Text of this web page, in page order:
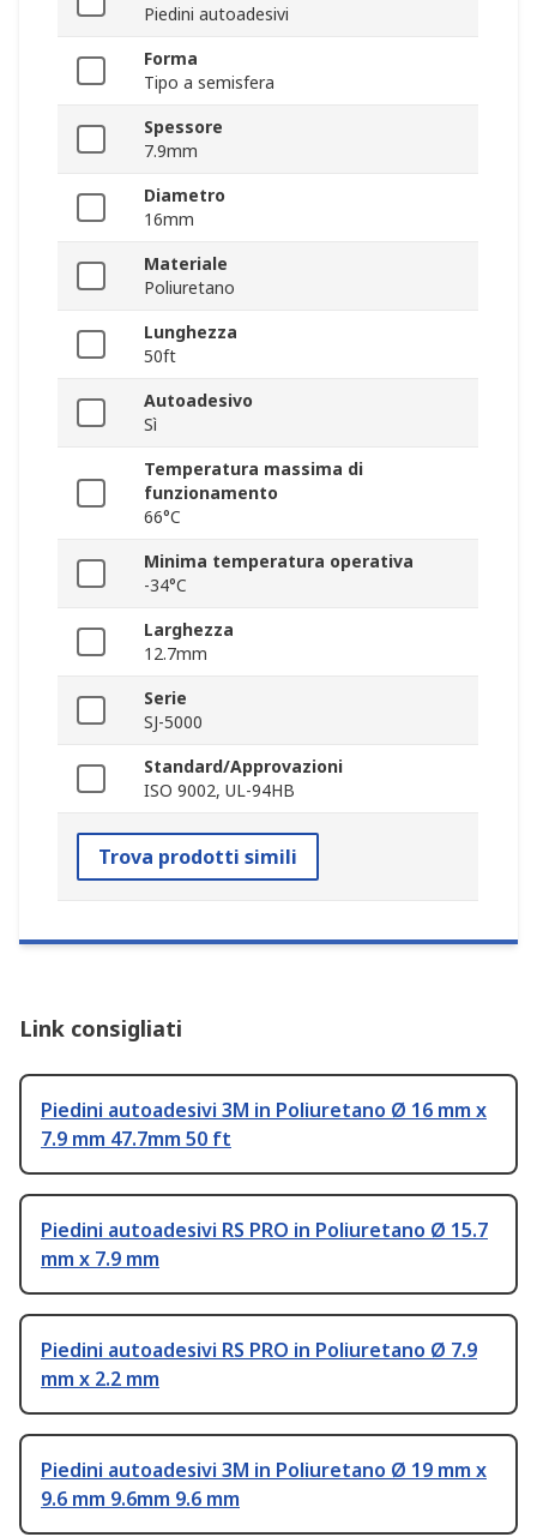
Piedini autoadesivi
Forma
Tipo a semisfera
Spessore
7.9mm
Diametro
16mm
Materiale
Poliuretano
Lunghezza
50ft
Autoadesivo
Sì
Temperatura massima di
funzionamento
66°C
Minima temperatura operativa
-34°C
Larghezza
12.7mm
Serie
SJ-5000
Standard/Approvazioni
ISO 9002, UL-94HB
Trova prodotti simili
Link consigliati
Piedini autoadesivi 3M in Poliuretano Ø 16 mm x
7.9 mm 47.7mm 50 ft
Piedini autoadesivi RS PRO in Poliuretano Ø 15.7
mm x 7.9 mm
Piedini autoadesivi RS PRO in Poliuretano Ø 7.9
mm x 2.2 mm
Piedini autoadesivi 3M in Poliuretano Ø 19 mm x
9.6 mm 9.6mm 9.6 mm